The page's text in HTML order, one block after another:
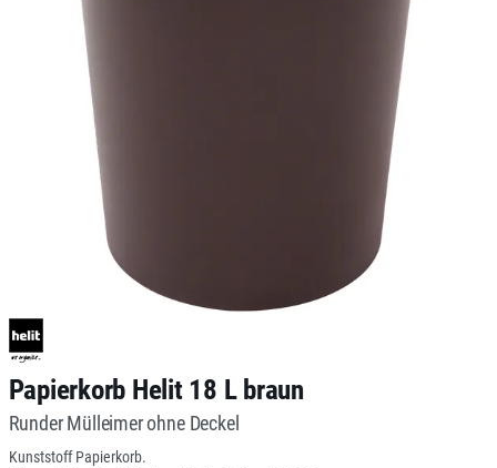
Papierkorb Helit 18 L braun
Runder Mülleimer ohne Deckel
Kunststoff Papierkorb.